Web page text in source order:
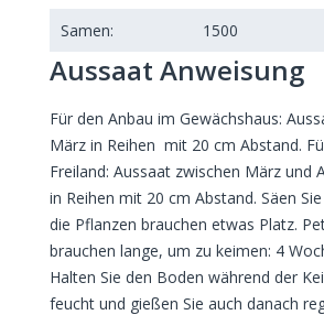
Samen: 1500
Aussaat Anweisung
Für den Anbau im Gewächshaus:
März in Reihen mit 20 cm Abstand.
Freiland: Aussaat zwischen März und
in Reihen mit 20 cm Abstand. Säen
die Pflanzen brauchen etwas Platz.
brauchen lange, um zu keimen: 4
Halten Sie den Boden während der
feucht und gießen Sie auch danach